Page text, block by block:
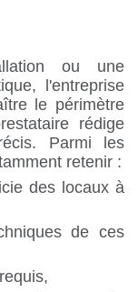
ou une
l'entreprise
le périmètre
rédige
Parmi les
retenir :
des locaux à
de ces